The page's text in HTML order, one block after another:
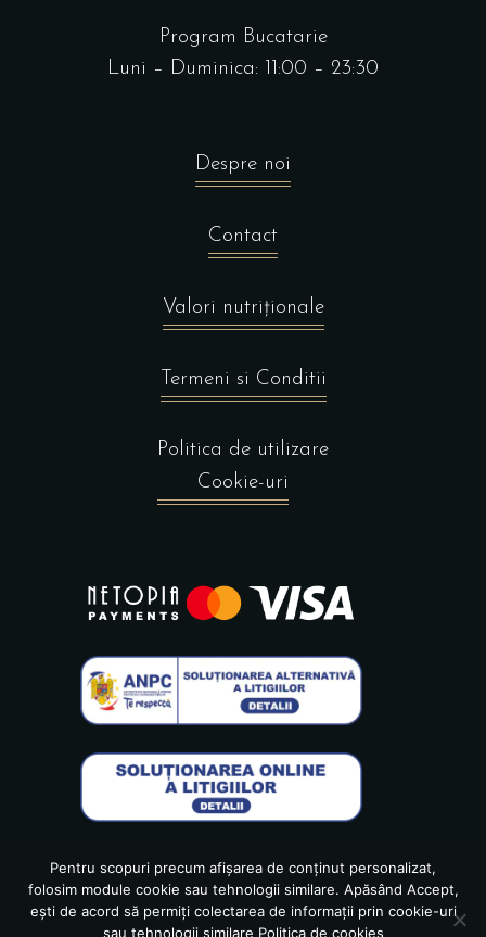
Program Bucatarie
Luni – Duminica: 11:00 – 23:30
Despre noi
Contact
Valori nutriționale
Termeni si Conditii
Politica de utilizare
Cookie-uri
Pentru scopuri precum afișarea de conținut personalizat,
folosim module cookie sau tehnologii similare. Apăsând Accept,
ești de acord să permiți colectarea de informații prin cookie-uri
sau tehnologii similare Politica de cookies